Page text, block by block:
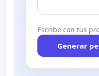
Escribe con tus
Generar